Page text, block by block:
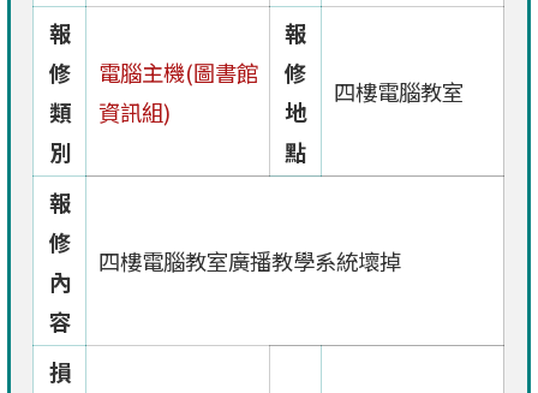
報
修
類
別
電腦主機(圖書館
資訊組)
報
修
地
點
四樓電腦教室
報
修
內
容
四樓電腦教室廣播教學系統壞掉
損